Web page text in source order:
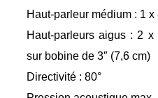
Haut-parleur médium : 1 x
Haut-parleurs aigus : 2 x
sur bobine de 3″ (7,6 cm)
Directivité : 80°